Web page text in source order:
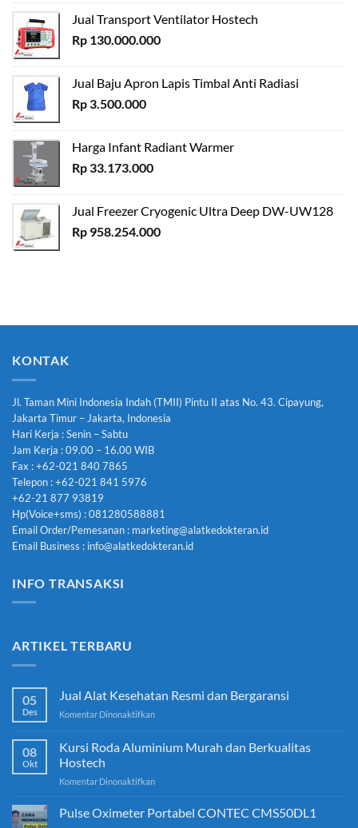
Jual Transport Ventilator Hostech
Rp 130.000.000
Jual Baju Apron Lapis Timbal Anti Radiasi
Rp 3.500.000
Harga Infant Radiant Warmer
Rp 33.173.000
Jual Freezer Cryogenic Ultra Deep DW-UW128
Rp 958.254.000
KONTAK
Jl. Taman Mini Indonesia Indah (TMII) Pintu II atas No. 43. Cipayung,
Jakarta Timur – Jakarta, Indonesia
Hari Kerja : Senin – Sabtu
Jam Kerja : 09.00 – 16.00 WIB
Fax : +62-021 840 7865
Telepon : +62-021 841 5976
+62-21 877 93819
Hp(Voice+sms) : 081280588881
Email Order/Pemesanan : marketing@alatkedokteran.id
Email Business : info@alatkedokteran.id
INFO TRANSAKSI
ARTIKEL TERBARU
05
Des
Jual Alat Kesehatan Resmi dan Bergaransi
Komentar Dinonaktifkanpada
Kesehatan
dan
08
Okt
Kursi Roda Aluminium Murah dan Berkualitas
Hostech
Komentar Dinonaktifkanpada
Roda
Aluminium
Pulse Oximeter Portabel CONTEC CMS50DL1